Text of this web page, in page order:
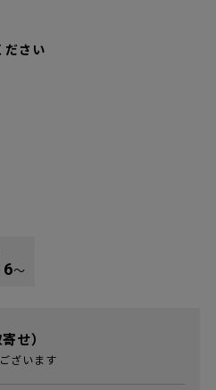
ださい
〜
せ）
ざいます